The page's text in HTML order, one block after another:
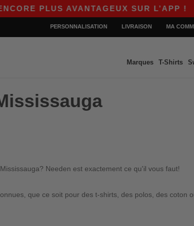
PLUS AVANTAGEUX SUR L’APP !|
PERSONNALISATION LIVRAISON MA
Marques T-Shirts
Needen est exactement ce qu'il vous faut!
que ce soit pour des t-shirts, des polos, des coton